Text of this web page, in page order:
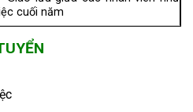
cuối năm